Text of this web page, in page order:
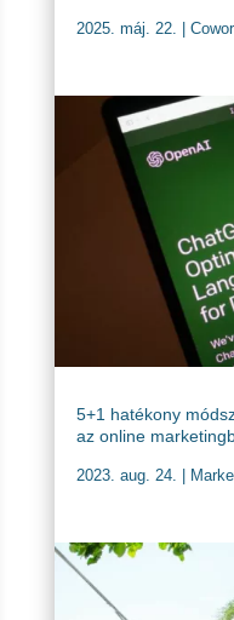
2025. máj. 22. |
5+1 hatékony
az online
2023. aug. 24. |